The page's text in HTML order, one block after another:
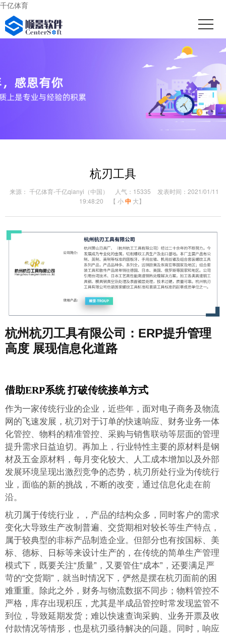
千亿体育
杭刃工具
来源： 千亿体育-千亿qianyi（中国） 人气：15335
发表时间：2021/01/11
19:48:20
【 小 中 大】
杭州杭刃工具有限公司：ERP提升管理
高度 展现信息化道路
借助ERP系统 打破传统接单方式
作为一家传统行业的企业，近些年，面对电子商务及物流
网的飞速发展，杭刃对于订单的快速响应、财务业务一体
化管控、物料的精准管控、采购与销售联动等层面的管理
提升需求日益迫切。再加上，行业特性主要的原材料是钢
材及五金原材料，每月变化较大、人工成本增加以及外部
发展环境呈现出激烈竞争的态势，杭刃所处行业为传统行
业，面临的新的挑战，不断的改变，通过信息化走在前
沿。
杭刃属于传统行业，，产品的结构众多，同时客户的需求
变化大导致生产改制普遍、交货期相对较长等生产特点，
属于较典型的非标产品制造企业。但部分也有按国标、美
标、德标、日标等来设计生产的，在传统的简单生产管理
模式下，既要关注“质量”，又要管住“成本”，还要满足严
苛的“交货期”，就当时情况下，俨然是摆在杭刃面前的困
难重重。除此之外，财务与物流数据不同步；物料管控不
严格，库存出现积压，尤其是半成品管控时常发现监管不
到位，导致延期发货；难以快速查询采购、业务开票及收
付款情况等情形，也是杭刃亟待解决的问题。同时，响应